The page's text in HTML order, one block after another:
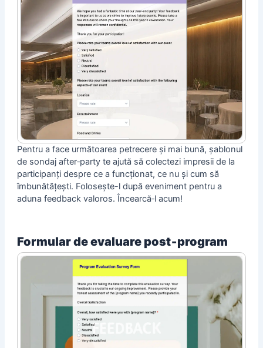
Pentru a face următoarea petrecere și mai bună, șablonul
de sondaj after‑party te ajută să colectezi impresii de la
participanți despre ce a funcționat, ce nu și cum să
îmbunătățești. Folosește-l după eveniment pentru a
aduna feedback valoros. Încearcă‑l acum!
Formular de evaluare post‑program